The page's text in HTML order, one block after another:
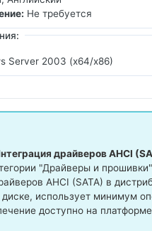
Не требуется
Server 2003 (x64/x86)
драйверов AHCI
"Драйверы и
AHCI (SATA) в
диске, использует минимум
доступно на